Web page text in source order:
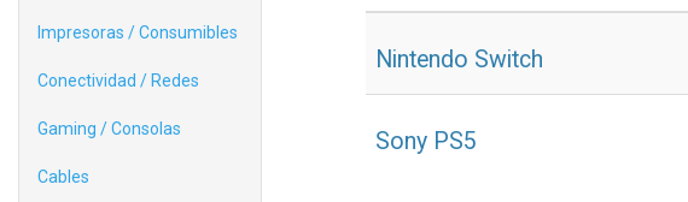
Impresoras / Consumibles
Conectividad / Redes
Gaming / Consolas
Cables
Nintendo Switch
Sony PS5